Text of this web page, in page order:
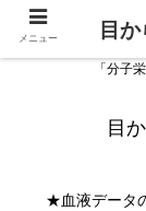
「分子
目
★血液データ
メニュー 目